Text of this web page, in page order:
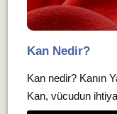
Kan Nedir?
Kan nedir? Kanın
Kan, vücudun